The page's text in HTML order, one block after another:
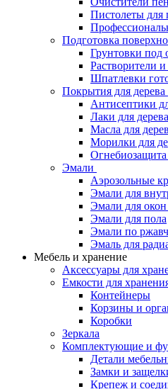
Пистолеты для
Подготовка
Грунтовки под
Растворители
Шпатлевки
Покрытия для дерева
Антисептики
Лаки для дерева
Масла для
Морилки для
Эмали
Аэрозольные
Эмали для
Эмали для окон
Эмали для пола
Эмали по
Эмаль для
Мебель и хранение
Аксессуары для
Емкости для
Контейнеры
Корзины и
Коробки
Зеркала
Комплектующие и
Детали
Замки и
Крепеж и